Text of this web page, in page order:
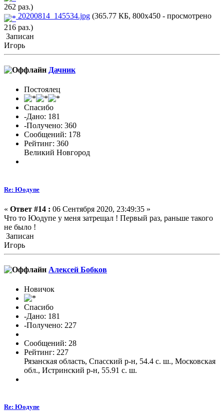
262 раз.)
20200814_145534.jpg (365.77 КБ, 800x450 - просмотрено
216 раз.)
Записан
Игорь
Дачник
Постоялец
Спасибо
-Дано: 181
-Получено: 360
Сообщений: 178
Рейтинг: 360
Великий Новгород
Re: Юодупе
« Ответ #14 : 06 Сентября 2020, 23:49:35 »
Что то Юодупе у меня затрещал ! Первый раз, раньше такого
не было !
Записан
Игорь
Алексей Бобков
Новичок
Спасибо
-Дано: 181
-Получено: 227
Сообщений: 28
Рейтинг: 227
Рязанская область, Спасский р-н, 54.4 с. ш., Московская
обл., Истринский р-н, 55.91 с. ш.
Re: Юодупе